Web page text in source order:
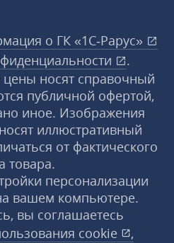
о ГК «1С‑Рарус»
.
цены носят справочный
публичной офертой,
иное. Изображения
иллюстративный
от фактического
товара.
персонализации
вашем компьютере.
вы соглашаетесь
cookie
,